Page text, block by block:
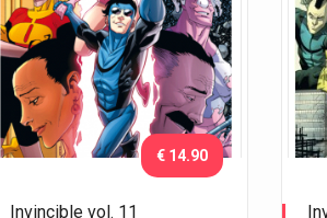
Invincible vol. 11
€ 14.90